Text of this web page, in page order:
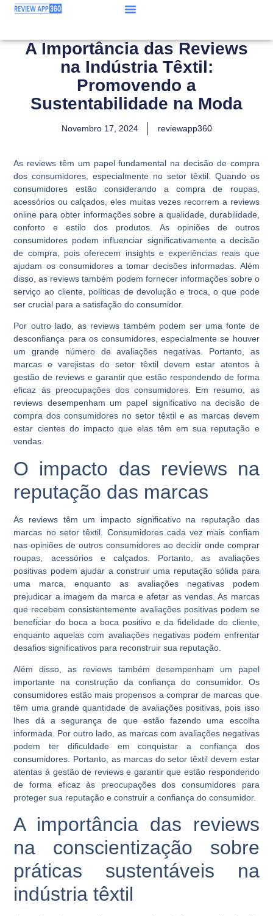
A Importância das Reviews
na Indústria Têxtil:
Promovendo a
Sustentabilidade na Moda
Novembro 17, 2024 reviewapp360
As reviews têm um papel fundamental na decisão de compra
dos consumidores, especialmente no setor têxtil. Quando os
consumidores estão considerando a compra de roupas,
acessórios ou calçados, eles muitas vezes recorrem a reviews
online para obter informações sobre a qualidade, durabilidade,
conforto e estilo dos produtos. As opiniões de outros
consumidores podem influenciar significativamente a decisão
de compra, pois oferecem insights e experiências reais que
ajudam os consumidores a tomar decisões informadas. Além
disso, as reviews também podem fornecer informações sobre o
serviço ao cliente, políticas de devolução e troca, o que pode
ser crucial para a satisfação do consumidor.
Por outro lado, as reviews também podem ser uma fonte de
desconfiança para os consumidores, especialmente se houver
um grande número de avaliações negativas. Portanto, as
marcas e varejistas do setor têxtil devem estar atentos à
gestão de reviews e garantir que estão respondendo de forma
eficaz às preocupações dos consumidores. Em resumo, as
reviews desempenham um papel significativo na decisão de
compra dos consumidores no setor têxtil e as marcas devem
estar cientes do impacto que elas têm em sua reputação e
vendas.
O impacto das reviews na
reputação das marcas
As reviews têm um impacto significativo na reputação das
marcas no setor têxtil. Consumidores cada vez mais confiam
nas opiniões de outros consumidores ao decidir onde comprar
roupas, acessórios e calçados. Portanto, as avaliações
positivas podem ajudar a construir uma reputação sólida para
uma marca, enquanto as avaliações negativas podem
prejudicar a imagem da marca e afetar as vendas. As marcas
que recebem consistentemente avaliações positivas podem se
beneficiar do boca a boca positivo e da fidelidade do cliente,
enquanto aquelas com avaliações negativas podem enfrentar
desafios significativos para reconstruir sua reputação.
Além disso, as reviews também desempenham um papel
importante na construção da confiança do consumidor. Os
consumidores estão mais propensos a comprar de marcas que
têm uma grande quantidade de avaliações positivas, pois isso
lhes dá a segurança de que estão fazendo uma escolha
informada. Por outro lado, as marcas com avaliações negativas
podem ter dificuldade em conquistar a confiança dos
consumidores. Portanto, as marcas do setor têxtil devem estar
atentas à gestão de reviews e garantir que estão respondendo
de forma eficaz às preocupações dos consumidores para
proteger sua reputação e construir a confiança do consumidor.
A importância das reviews
na conscientização sobre
práticas sustentáveis na
indústria têxtil